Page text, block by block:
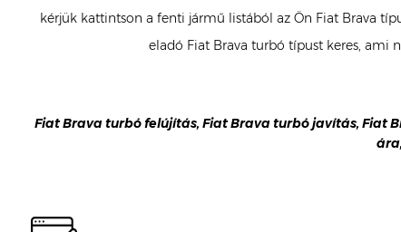
kérjük kattintson a fenti jármű listából az Ön Fiat Brava
eladó Fiat Brava turbó típust keres, ami
Fiat Brava turbó felújítás, Fiat Brava turbó javítás, Fiat